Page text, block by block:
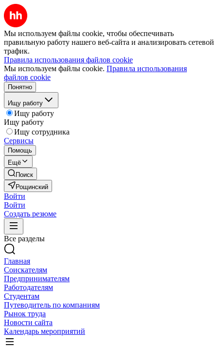
Мы используем файлы cookie, чтобы обеспечивать
правильную работу нашего веб-сайта и анализировать сетевой
трафик.
Правила использования файлов cookie
Мы используем файлы cookie. Правила использования
файлов cookie
Понятно
Ищу работу
Ищу работу
Ищу работу
Ищу сотрудника
Сервисы
Помощь
Ещё
Поиск
Рощинский
Войти
Войти
Создать резюме
Все разделы
Главная
Соискателям
Предпринимателям
Работодателям
Студентам
Путеводитель по компаниям
Рынок труда
Новости сайта
Календарь мероприятий